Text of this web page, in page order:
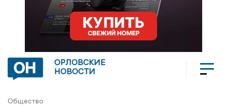
ОРЛОВСКИЕ
НОВОСТИ
Общество